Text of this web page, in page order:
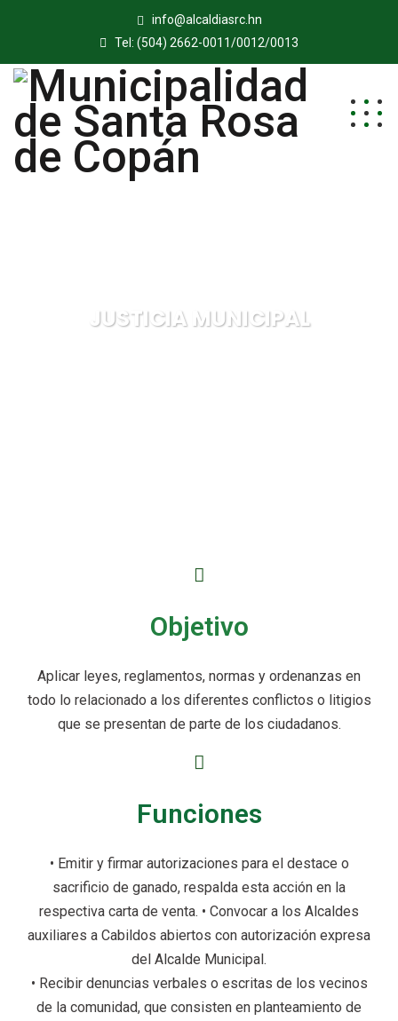
info@alcaldiasrc.hn
Tel: (504) 2662-0011/0012/0013
JUSTICIA MUNICIPAL
Objetivo
Aplicar leyes, reglamentos, normas y ordenanzas en
todo lo relacionado a los diferentes conflictos o litigios
que se presentan de parte de los ciudadanos.
Funciones
• Emitir y firmar autorizaciones para el destace o
sacrificio de ganado, respalda esta acción en la
respectiva carta de venta. • Convocar a los Alcaldes
auxiliares a Cabildos abiertos con autorización expresa
del Alcalde Municipal.
• Recibir denuncias verbales o escritas de los vecinos
de la comunidad, que consisten en planteamiento de